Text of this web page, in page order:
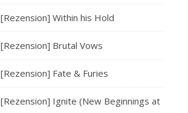
[Rezension] Within his Hold
[Rezension] Brutal Vows
[Rezension] Fate & Furies
[Rezension] Ignite (New Beginnings at